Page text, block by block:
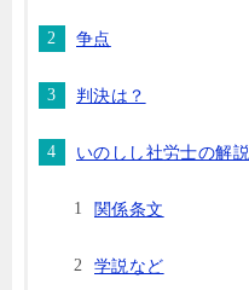
争点
判決は？
いのしし社労士の解説
関係条文
学説など